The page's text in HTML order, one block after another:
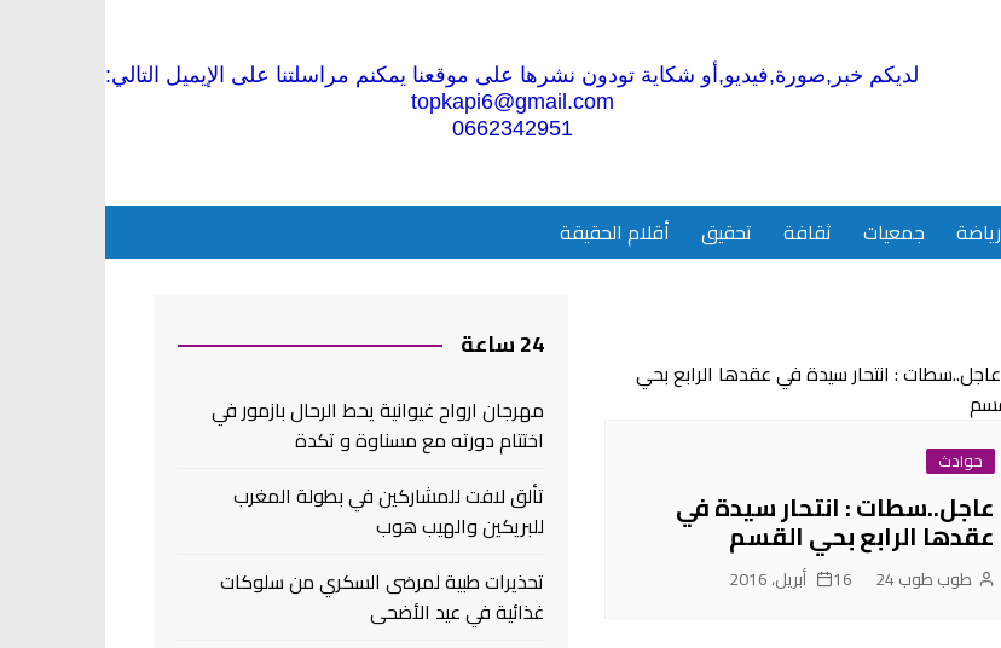
لديكم خبر,صورة,فيديو,أو شكاية تودون نشرها على موقعنا يمكنم مراسلتنا على الإيميل التالي:
topkapi6@gmail.com
0662342951
رياضة جمعيات ثقافة تحقيق أقلام الحقيقة
حوادث
عاجل..سطات : انتحار سيدة في
عقدها الرابع بحي القسم
طوب طوب 24 16 أبريل، 2016
24 ساعة
مهرجان ارواح غيوانية يحط الرحال بازمور في
اختتام دورته مع مسناوة و تكدة
تألق لافت للمشاركين في بطولة المغرب
للبريكين والهيب هوب
تحذيرات طبية لمرضى السكري من سلوكات
غذائية في عيد الأضحى